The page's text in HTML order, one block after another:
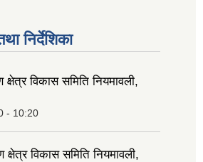
निर्देशिका
क्षेत्र विकास समिति नियमावली,
- 10:20
क्षेत्र विकास समिति नियमावली,